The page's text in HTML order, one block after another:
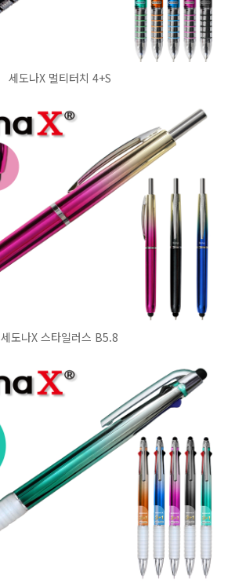
세도나X 멀티터치 4+S
세도나X 스타일러스 B5.8